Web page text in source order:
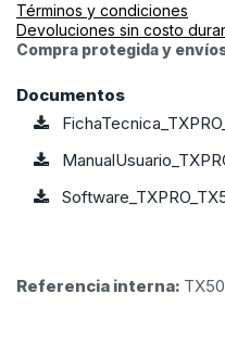
Términos y condiciones
Devoluciones sin costo
Compra protegida y
Documentos
Referencia interna: